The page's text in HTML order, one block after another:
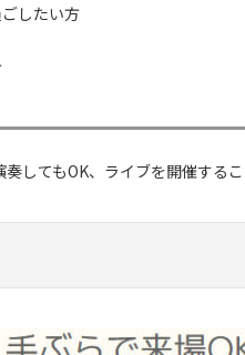
したい方
してもOK、ライブを開催するこ